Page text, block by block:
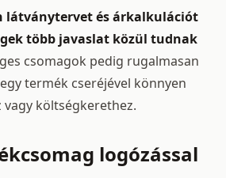
látványtervet és árkalkulációt
több javaslat közül tudnak
csomagok pedig rugalmasan
termék cseréjével könnyen
költségkerethez.
logózással